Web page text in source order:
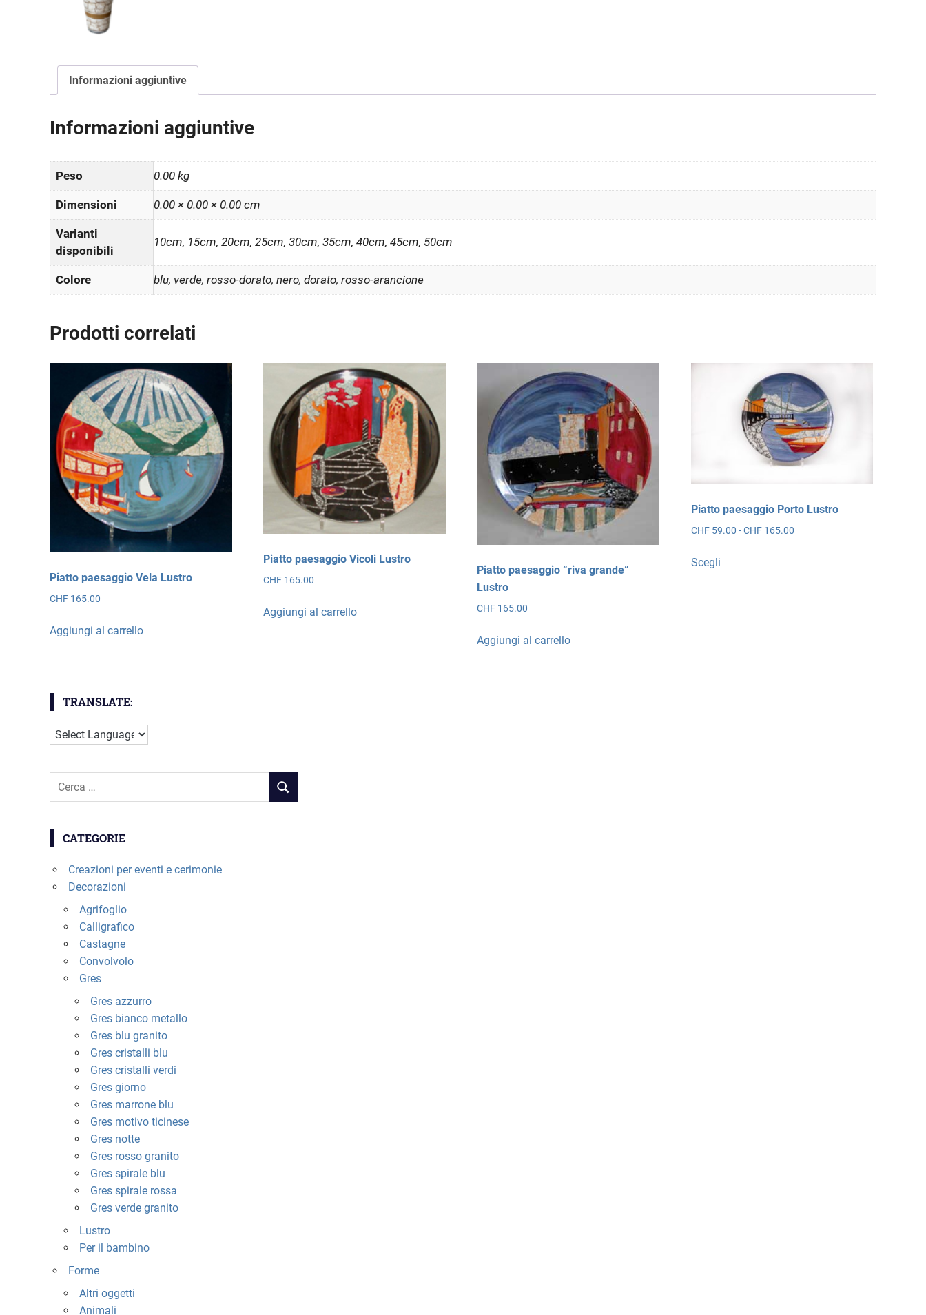
Informazioni aggiuntive
Informazioni aggiuntive
Peso 0.00 kg
Dimensioni 0.00 × 0.00 × 0.00 cm
Varianti
disponibili
10cm, 15cm, 20cm, 25cm, 30cm, 35cm, 40cm, 45cm, 50cm
Colore blu, verde, rosso-dorato, nero, dorato, rosso-arancione
Prodotti correlati
Piatto paesaggio Vela Lustro
CHF 165.00
Aggiungi al carrello
Piatto paesaggio Vicoli Lustro
CHF 165.00
Aggiungi al carrello
Piatto paesaggio “riva grande”
Lustro
CHF 165.00
Aggiungi al carrello
Piatto paesaggio Porto Lustro
CHF59.00 - CHF165.00Fascia
Scegliprodotto
TRANSLATE:
Cerca
RICERCA
CATEGORIE
Creazioni per eventi e cerimonie
Decorazioni
Agrifoglio
Calligrafico
Castagne
Convolvolo
Gres
Gres azzurro
Gres bianco metallo
Gres blu granito
Gres cristalli blu
Gres cristalli verdi
Gres giorno
Gres marrone blu
Gres motivo ticinese
Gres notte
Gres rosso granito
Gres spirale blu
Gres spirale rossa
Gres verde granito
Lustro
Per il bambino
Forme
Altri oggetti
Animali